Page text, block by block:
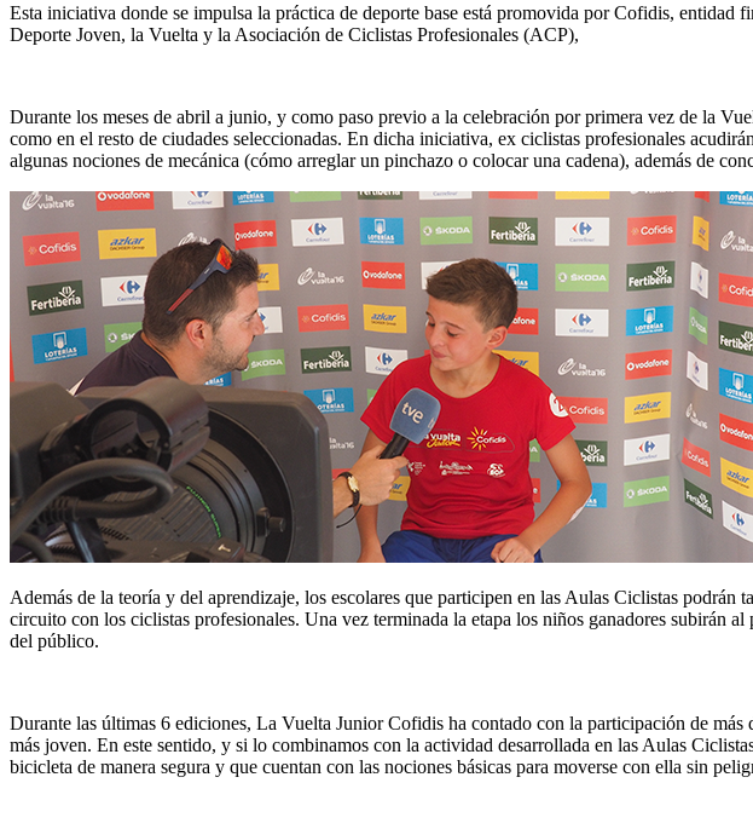
Esta iniciativa donde se impulsa la práctica de deporte base está promovida por Cofidis,
Deporte Joven, la Vuelta y la Asociación de Ciclistas Profesionales (ACP),
Durante los meses de abril a junio, y como paso previo a la celebración por primera vez de la
como en el resto de ciudades seleccionadas. En dicha iniciativa, ex ciclistas profesionales
algunas nociones de mecánica (cómo arreglar un pinchazo o colocar una cadena), además de
Además de la teoría y del aprendizaje, los escolares que participen en las Aulas Ciclistas
circuito con los ciclistas profesionales. Una vez terminada la etapa los niños ganadores subirán
del público.
Durante las últimas 6 ediciones, La Vuelta Junior Cofidis ha contado con la participación de
más joven. En este sentido, y si lo combinamos con la actividad desarrollada en las Aulas
bicicleta de manera segura y que cuentan con las nociones básicas para moverse con ella sin